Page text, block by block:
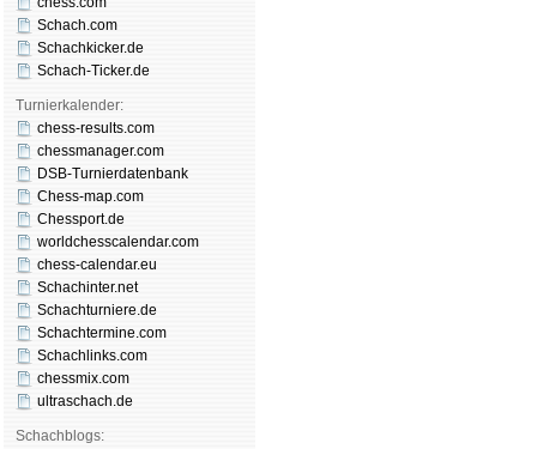
Schach.com
Schachkicker.de
Schach-Ticker.de
Turnierkalender:
chess-results.com
chessmanager.com
DSB-Turnierdatenbank
Chess-map.com
Chessport.de
worldchesscalendar.com
chess-calendar.eu
Schachinter.net
Schachturniere.de
Schachtermine.com
Schachlinks.com
chessmix.com
ultraschach.de
Schachblogs: